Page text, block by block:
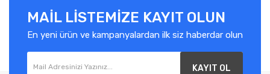
MAIL LISTEMIZE KAYIT OLUN
En yeni ürün ve kampanyalardan ilk siz haberdar olun
KAYIT OL